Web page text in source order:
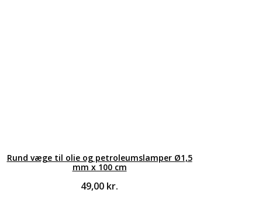
Rund væge til olie og petroleumslamper Ø1,5
mm x 100 cm
49,00 kr.